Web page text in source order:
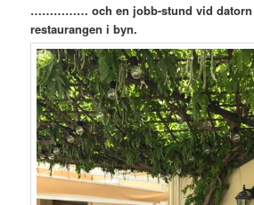
…………… och en jobb-stund vid datorn
restaurangen i byn.